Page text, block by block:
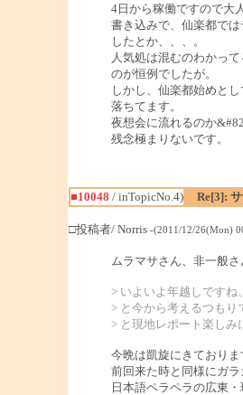
4日から稼働ですので大
書き込みで、仙楽都で
したとか、、、。
人気処は混むのわかっ
のが恒例でしたが。
しかし、仙楽都始めと
落ちてます。
夜想会に流れるのか
残念極まりないです。
■10048 / inTopicNo.4)
Re[3]:
□投稿者/ Norris -(2011/12/26(Mon)
ムラマサさん、非一般さ
> いよいよ年越しですね
> と今から考えるつもり
> と現地レポート楽しみ
今晩は凱旋にきておりま
前回来た時と同様にガラ
日本語ペラペラの広東